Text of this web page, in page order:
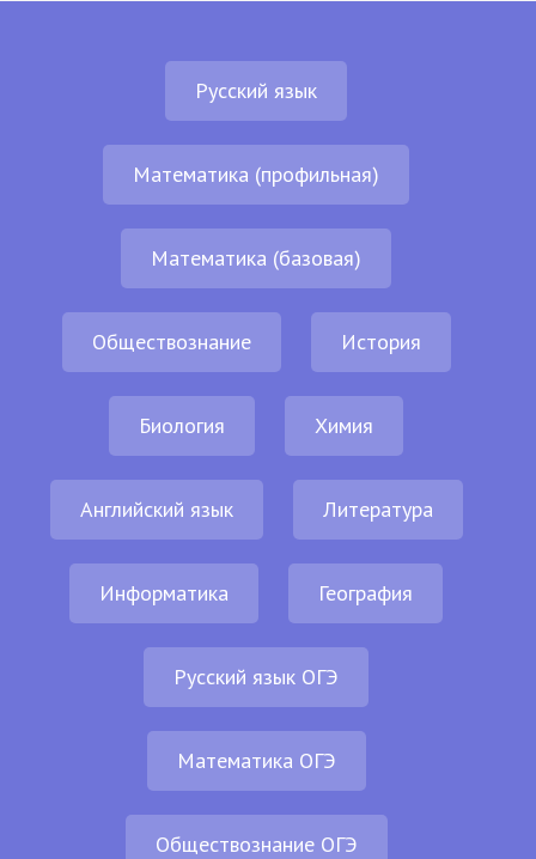
Русский язык
Математика (профильная)
Математика (базовая)
Обществознание История
Биология Химия
Английский язык Литература
Информатика География
Русский язык ОГЭ
Математика ОГЭ
Обществознание ОГЭ